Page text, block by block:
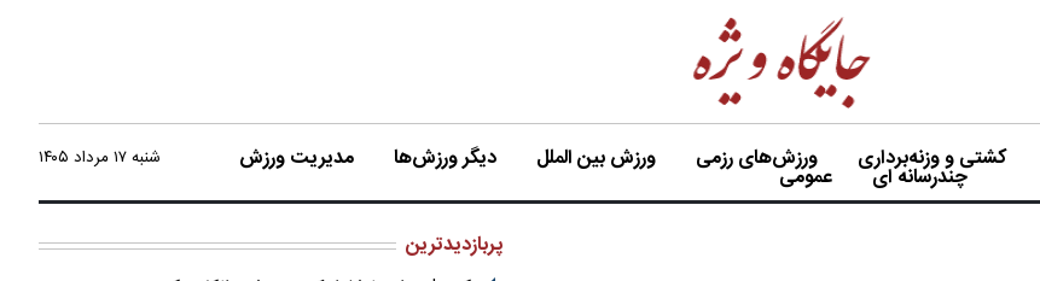
کشتی و وزنه‌برداری ورزش‌های رزمی ورزش بین الملل دیگر ورزش‌ها مدیریت ورزش
چندرسانه ای عمومی
شنبه ۱۷ مرداد ۱۴۰۵
پربازدیدترین